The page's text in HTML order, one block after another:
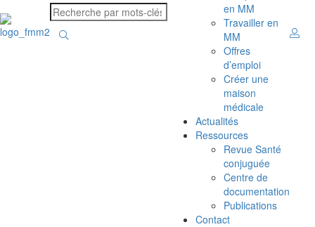
en MM
Travailler en
MM
Offres
d’emploi
Créer une
maison
médicale
Actualités
Ressources
Revue Santé
conjuguée
Centre de
documentation
Publications
Contact